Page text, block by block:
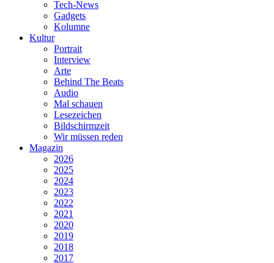
Tech-News
Gadgets
Kolumne
Kultur
Portrait
Interview
Arte
Behind The Beats
Audio
Mal schauen
Lesezeichen
Bildschirmzeit
Wir müssen reden
Magazin
2026
2025
2024
2023
2022
2021
2020
2019
2018
2017